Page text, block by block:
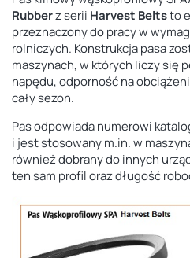
Rubberz serii Harvest Beltsto
przeznaczony do pracy w
rolniczych. Konstrukcja pasa
maszynach, w których liczy się
napędu, odporność na
cały sezon.
Pas odpowiada numerowi
i jest stosowany m.in. w
również dobrany do innych
ten sam profil oraz długość